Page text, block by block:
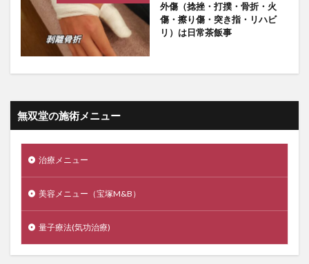
外傷（捻挫・打撲・骨折・火
傷・擦り傷・突き指・リハビ
リ）は日常茶飯事
無双堂の施術メニュー
治療メニュー
美容メニュー（宝塚M&B）
量子療法(気功治療)